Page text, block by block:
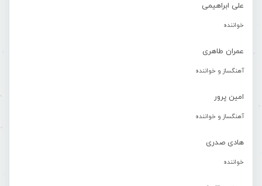
علی ابراهیمی
خواننده
عمران طاهری
آهنگساز و خواننده
امین پرور
آهنگساز و خواننده
هادی صدری
خواننده